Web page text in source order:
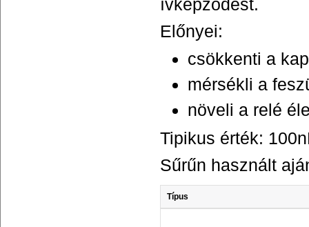
ívképződést.
Előnyei:
csökkenti a
mérsékli a
növeli a relé
Tipikus érték:
Sűrűn használt
Típus